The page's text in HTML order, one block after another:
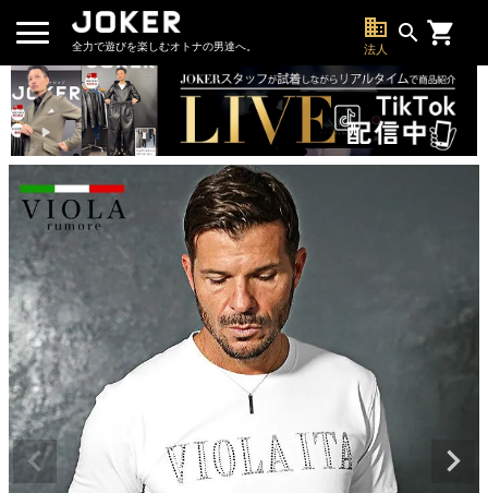
全力で遊びを楽しむオトナの男達へ。
business
法人
search